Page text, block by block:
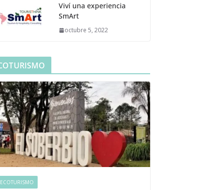
Viví una experiencia
SmArt
octubre 5, 2022
ECOTURISMO